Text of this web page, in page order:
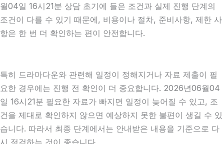
월04일 16시21분 상담 초기에 들은 조건과 실제 진행 단계의
조건이 다를 수 있기 때문에, 비용이나 절차, 준비사항, 제한 사
항은 한 번 더 확인하는 편이 안전합니다.
특히 드라마다운와 관련해 일정이 정해지거나 자료 제출이 필
요한 경우에는 진행 전 확인이 더 중요합니다. 2026년06월04
일 16시21분 필요한 자료가 빠지면 일정이 늦어질 수 있고, 조
건을 제대로 확인하지 않으면 예상하지 못한 불편이 생길 수 있
습니다. 따라서 최종 단계에서는 안내받은 내용을 기준으로 다
시 점검하는 것이 좋습니다.